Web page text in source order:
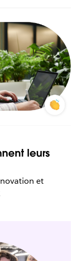
leurs
et